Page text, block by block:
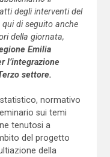
degli interventi del
di seguito anche
della giornata,
Emilia
l’integrazione
settore.
normativo
sui temi
tenutosi a
del progetto
della